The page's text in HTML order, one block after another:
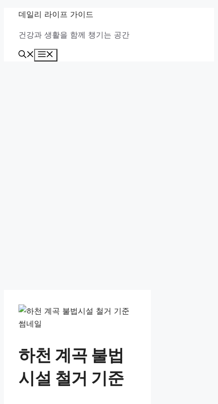
데일리 라이프 가이드
건강과 생활을 함께 챙기는 공간
하천 계곡 불법
시설 철거 기준